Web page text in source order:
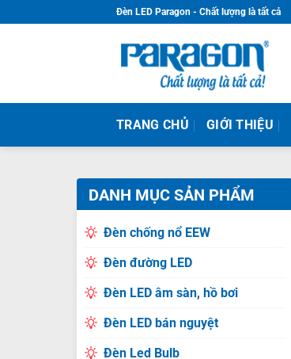
to
Đèn LED Paragon - Chất lượng là tất cả
TRANG CHỦ GIỚI THIỆU
DANH MỤC SẢN PHẨM
Đèn chống nổ EEW
Đèn đường LED
Đèn LED âm sàn, hồ bơi
Đèn LED bán nguyệt
Đèn Led Bulb